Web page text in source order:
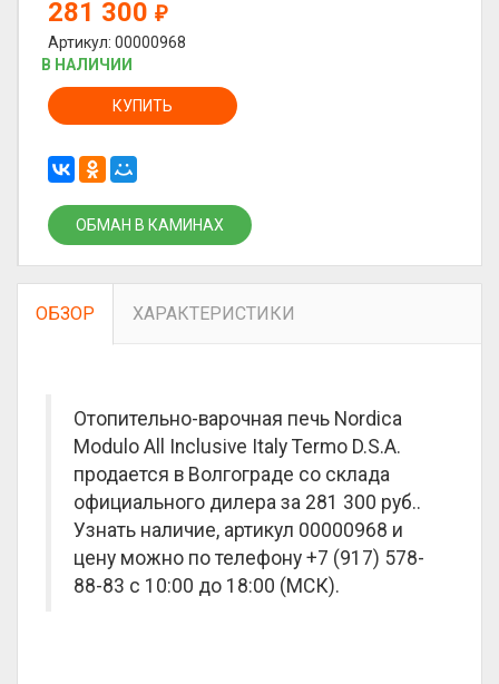
281 300 ₽
Артикул: 00000968
В НАЛИЧИИ
КУПИТЬ
ОБМАН В КАМИНАХ
ОБЗОР ХАРАКТЕРИСТИКИ
Отопительно-варочная печь Nordica
Modulo All Inclusive Italy Termo D.S.A.
продается в Волгограде со склада
официального дилера за 281 300 руб..
Узнать наличие, артикул 00000968 и
цену можно по телефону +7 (917) 578-
88-83 с 10:00 до 18:00 (МСК).